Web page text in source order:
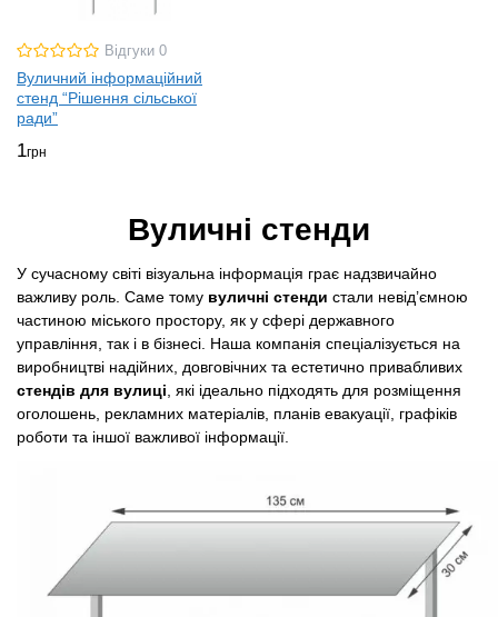
Відгуки 0
Вуличний інформаційний
стенд “Рішення сільської
ради”
1грн
Вуличні стенди
У сучасному світі візуальна інформація грає надзвичайно
важливу роль. Саме тому вуличні стенди стали невід’ємною
частиною міського простору, як у сфері державного
управління, так і в бізнесі. Наша компанія спеціалізується на
виробництві надійних, довговічних та естетично привабливих
стендів для вулиці, які ідеально підходять для розміщення
оголошень, рекламних матеріалів, планів евакуації, графіків
роботи та іншої важливої інформації.